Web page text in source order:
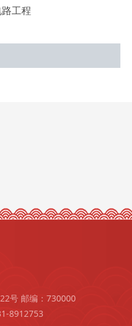
工程
号 邮编：730000
8912753